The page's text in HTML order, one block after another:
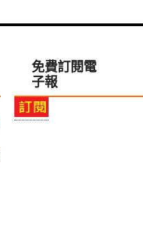
免費訂閱電
子報